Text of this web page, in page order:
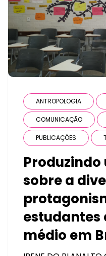
ANTROPOLOGIA
COMUNICAÇÃO
PUBLICAÇÕES
sobre a
estudantes
médio em